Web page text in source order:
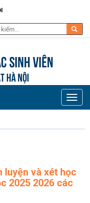
sinh viên
HÀ NỘI
Toggle
luyện và xét học
2025 2026 các